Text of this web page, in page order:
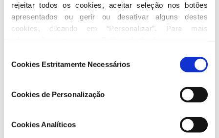
rejeitar todos os cookies, aceitar seleção nos botões
apresentados ou gerir ou desativar alguns destes
cookies, clicando em “Personalizar”. Para mais
deCookies Estritamente Necessários
Cookies de Personalização
Cookies Analíticos